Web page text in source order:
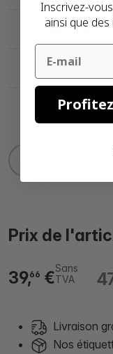
à partir de 40
à partir de 50
Prix de
39,66 €Sans
TVA
Livraison
Nos
Inscrivez-
ainsi que
Email